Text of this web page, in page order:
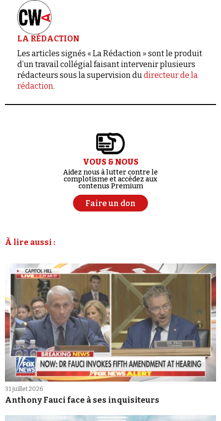
LA RÉDACTION
Les articles signés « La Rédaction » sont le produit
d’un travail collégial faisant intervenir plusieurs
rédacteurs sous la supervision du directeur de la
rédaction.
VOUS & NOUS
Aidez nous à lutter contre le
complotisme et accédez aux
contenus Premium
Faire un don
À lire aussi :
31 juillet 2026
Anthony Fauci face à ses inquisiteurs